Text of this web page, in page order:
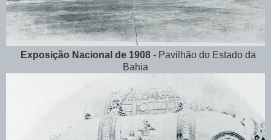
Exposição Nacional de 1908 - Pavilhão do Estado da
Bahia